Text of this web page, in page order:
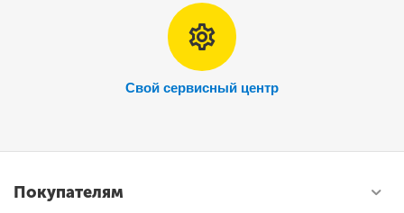
Свой сервисный центр
Покупателям